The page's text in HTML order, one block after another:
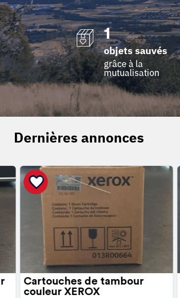
1
objets sauvés
grâce à la
mutualisation
Dernières annonces
Cartouches de tambour
couleur XEROX